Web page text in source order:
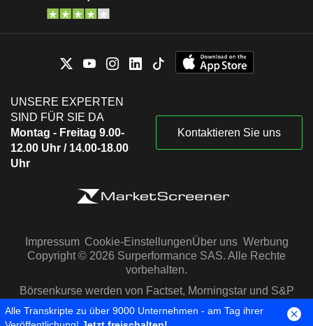
UNSERE EXPERTEN
SIND FÜR SIE DA
Montag - Freitag 9.00-
12.00 Uhr / 14.00-18.00
Uhr
Kontaktieren Sie uns
Impressum Cookie-EinstellungenÜber uns Werbung
Copyright © 2026 Surperformance SAS. Alle Rechte
vorbehalten.
Börsenkurse werden von Factset, Morningstar und S&P
Capital IQ zur Verfügung gestellt
Alle Transkripte zu über 9000 Unternehmen - am Tag ihrer